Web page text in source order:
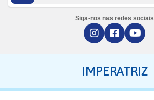
Siga-nos nas redes sociais
IMPERATRIZ